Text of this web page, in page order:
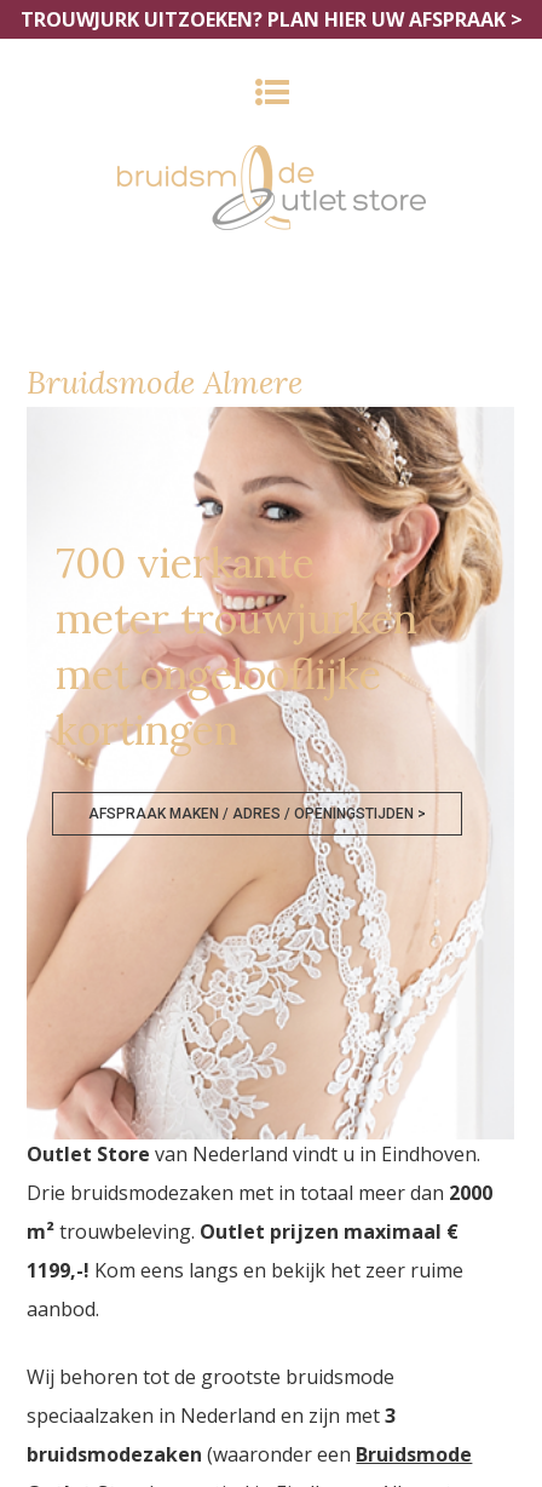
TROUWJURK UITZOEKEN? PLAN HIER UW AFSPRAAK >
Bruidsmode Almere
700 vierkante
meter trouwjurken
met ongelooflijke
kortingen
AFSPRAAK MAKEN / ADRES / OPENINGSTIJDEN >
Bruidsmode Almere
Bruidsmode Almere. Degrootste Bruidsmode
Outlet Store van Nederland vindt u in Eindhoven.
Drie bruidsmodezaken met in totaal meer dan 2000
m²trouwbeleving. Outlet prijzen maximaal €
1199,-! Kom eens langs en bekijk het zeer ruime
aanbod.
Wij behoren tot de grootste bruidsmode
speciaalzaken in Nederland en zijn met3
bruidsmodezaken (waaronder een Bruidsmode